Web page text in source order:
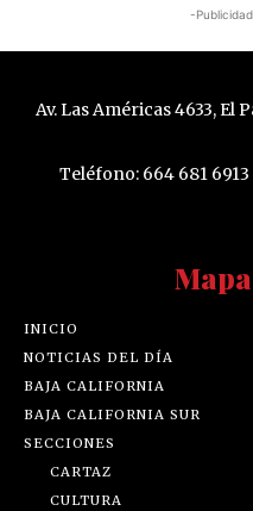
-
Av. Las Américas 4633, El
Teléfono: 664 681 6913
INICIO
NOTICIAS DEL DÍA
BAJA CALIFORNIA
BAJA CALIFORNIA SUR
SECCIONES
CARTAZ
CULTURA